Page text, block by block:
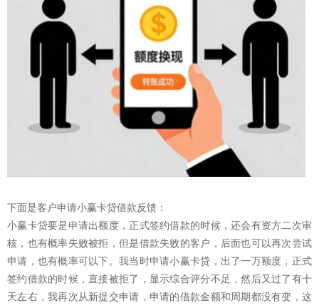
下面是客户申请小赢卡贷借款反馈：
小赢卡贷要是申请出额度，正式签约借款的时候，还会有资方二次审
核，也有概率失败被拒，但是借款失败的客户，后面也可以再次尝试
申请，也有概率可以下。我当时申请小赢卡贷，出了一万额度，正式
签约借款的时候，直接被拒了，显示综合评分不足，然后又过了有十
天左右，我再次从新提交申请，申请的借款金额和周期都没有变，这